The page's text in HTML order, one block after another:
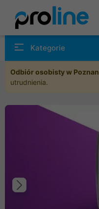
Kategorie
Odbiór osobisty w
utrudnienia.
Poprzedni